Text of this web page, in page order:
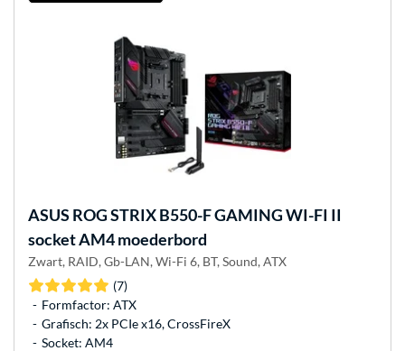
ASUS ROG STRIX B550-F GAMING WI-FI II
socket AM4 moederbord
Zwart, RAID, Gb-LAN, Wi-Fi 6, BT, Sound, ATX
(7)
Formfactor: ATX
Grafisch: 2x PCIe x16, CrossFireX
Socket: AM4